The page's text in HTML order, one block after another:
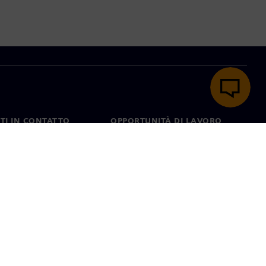
IN CONTATTO OPPORTUNITÀ DI LAVORO